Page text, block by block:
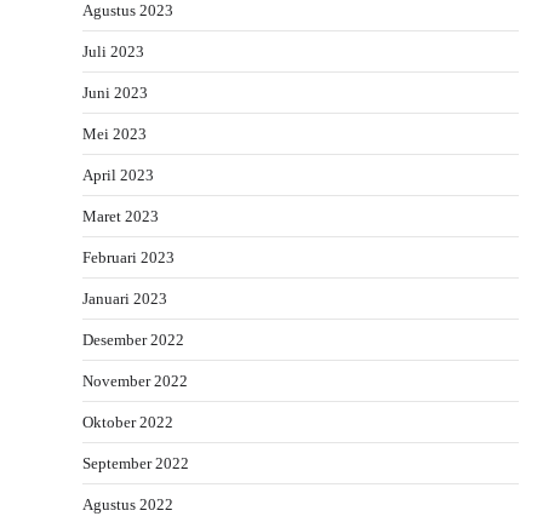
Agustus 2023
Juli 2023
Juni 2023
Mei 2023
April 2023
Maret 2023
Februari 2023
Januari 2023
Desember 2022
November 2022
Oktober 2022
September 2022
Agustus 2022